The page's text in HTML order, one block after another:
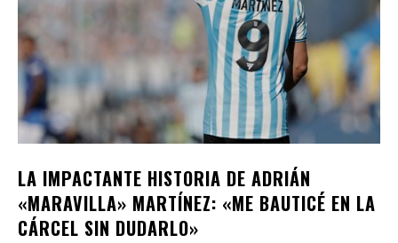
LA IMPACTANTE HISTORIA DE ADRIÁN
«MARAVILLA» MARTÍNEZ: «ME BAUTICÉ EN LA
CÁRCEL SIN DUDARLO»